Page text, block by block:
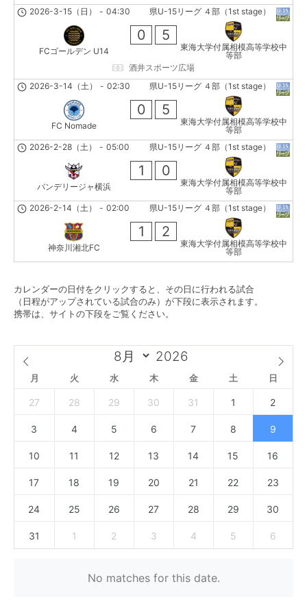
県U-15リーグ ４部（1st stage）
2026-3-15（日） - 04:30
FCゴールデン U14
0 5
東海大学付属相模高等学校中
等部
酒井スポーツ広場
県U-15リーグ ４部（1st stage）
2026-3-14（土） - 02:30
FC Nomade
0 5
東海大学付属相模高等学校中
等部
県U-15リーグ ４部（1st stage）
2026-2-28（土） - 05:00
バンデリージャ横浜
1 0
東海大学付属相模高等学校中
等部
県U-15リーグ ４部（1st stage）
2026-2-14（土） - 02:00
神奈川湘北FC
1 2
東海大学付属相模高等学校中
等部
カレンダーの日付をクリックすると、その日に行われる試合
（日程がアップされている試合のみ）が下段に表示されます。
携帯は、サイトの下段をご覧ください。
月 火 水 木 金 土 日
27 28 29 30 31 1 2
3 4 5 6 7 8 9
10 11 12 13 14 15 16
17 18 19 20 21 22 23
24 25 26 27 28 29 30
31 1 2 3 4 5 6
No matches for this date.